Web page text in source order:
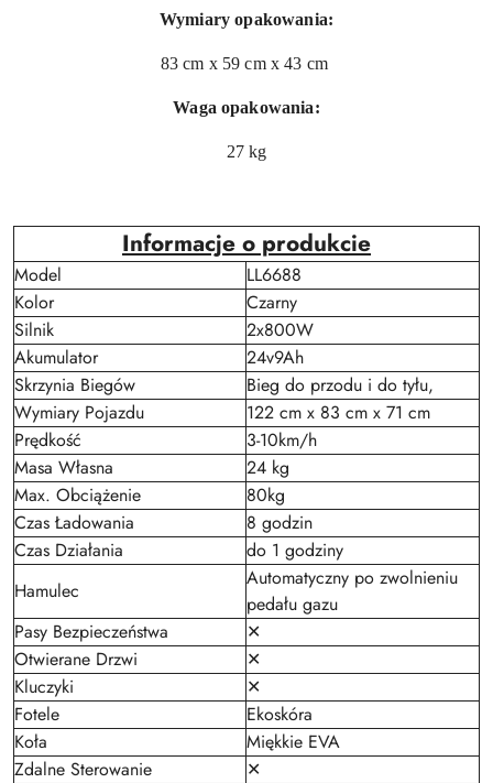
Wymiary opakowania:
83 cm x 59 cm x 43 cm
Waga opakowania:
27 kg
Informacje o produkcie
Model
LL6688
Kolor
Czarny
Silnik
2x800W
Akumulator
24v9Ah
Skrzynia Biegów
Bieg do przodu i do tyłu,
Wymiary Pojazdu
122 cm x 83 cm x 71 cm
Prędkość
3-10km/h
Masa Własna
24 kg
Max. Obciążenie
80kg
Czas Ładowania
8 godzin
Czas Działania
do 1 godziny
Hamulec
Automatyczny po zwolnieniu
pedału gazu
Pasy Bezpieczeństwa
✕
Otwierane Drzwi
✕
Kluczyki
✕
Fotele
Ekoskóra
Koła
Miękkie EVA
Zdalne Sterowanie
✕